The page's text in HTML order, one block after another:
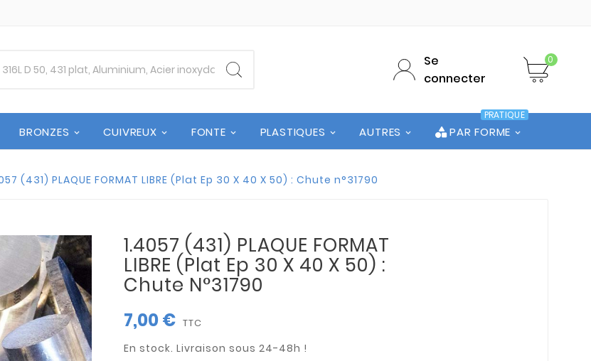
Se
connecter
0
BRONZES CUIVREUX FONTE PLASTIQUES AUTRES PAR FORME
PRATIQUE
(431) PLAQUE FORMAT LIBRE (Plat Ep 30 X 40 X 50) : Chute n°31790
1.4057 (431) PLAQUE FORMAT
LIBRE (Plat Ep 30 X 40 X 50) :
Chute N°31790
7,00 € TTC